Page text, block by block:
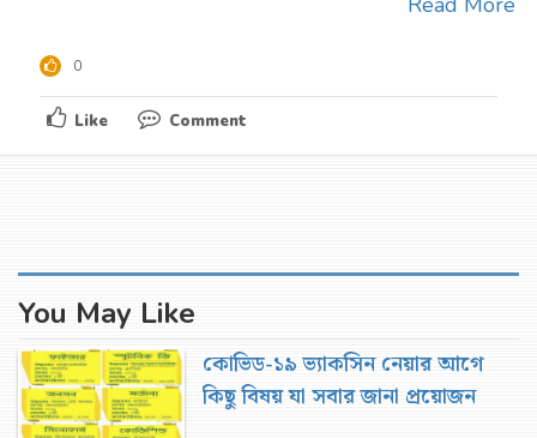
0
Like Comment
You May Like
কোভিড-১৯ ভ্যাকসিন নেয়ার আগে
কিছু বিষয় যা সবার জানা প্রয়োজন